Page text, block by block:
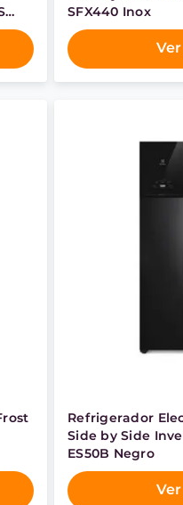
SFX440 Inox
Refrigerador
Side by Side
ES50B Negro